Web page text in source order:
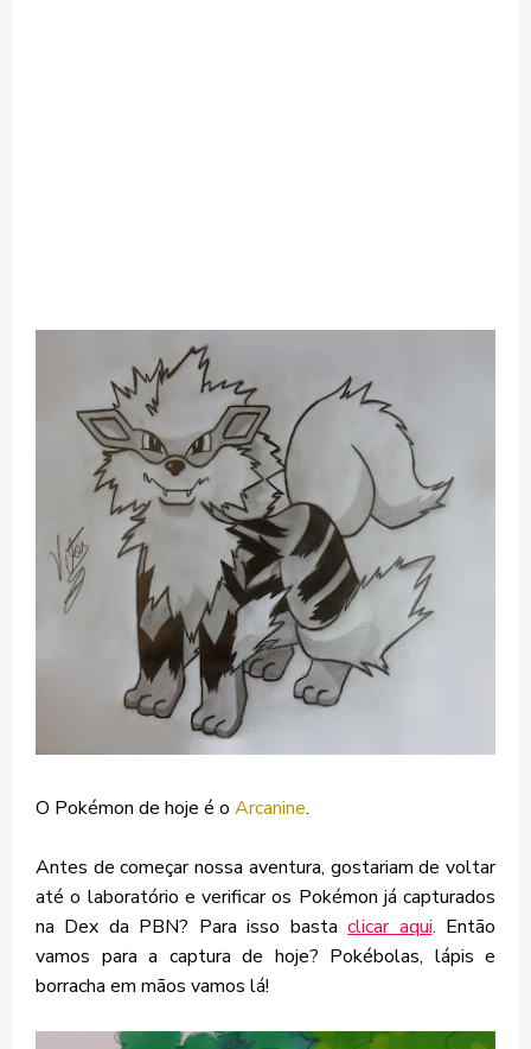
O Pokémon de hoje é o Arcanine.
Antes de começar nossa aventura, gostariam de voltar
até o laboratório e verificar os Pokémon já capturados
na Dex da PBN? Para isso bastaclicar aqui. Então
vamos para a captura de hoje? Pokébolas, lápis e
borracha em mãos vamos lá!